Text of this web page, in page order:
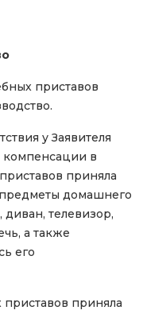
приставов
у Заявителя
компенсации в
приняла
домашнего
телевизор,
а также
его
приставов приняла